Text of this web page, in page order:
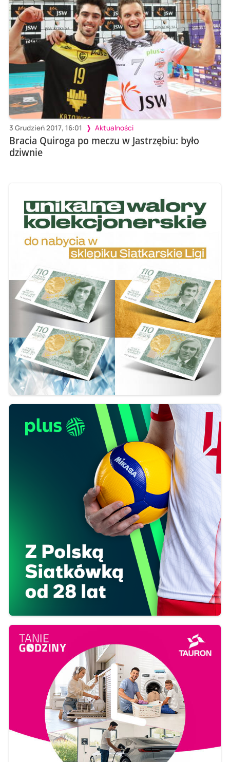
3 Grudzień 2017, 16:01 Aktualności
Bracia Quiroga po meczu w Jastrzębiu: było
dziwnie